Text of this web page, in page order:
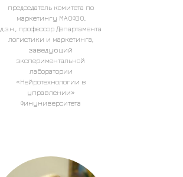
председатель комитета по
маркетингу МАОФЭО,
д.э.н., профессор Департамента
логистики и маркетинга,
заведующий
экспериментальной
лаборатории
«Нейротехнологии в
управлении»
Финуниверситета